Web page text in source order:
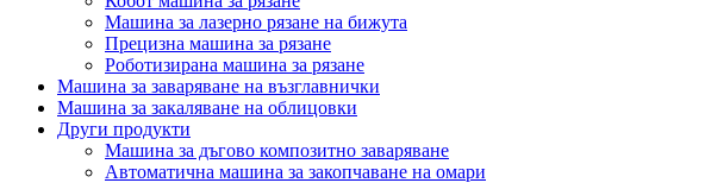
Машина за лазерно рязане на бижута
Прецизна машина за рязане
Роботизирана машина за рязане
Машина за заваряване на възглавнички
Машина за закаляване на облицовки
Други продукти
Машина за дъгово композитно заваряване
Автоматична машина за закопчаване на омари